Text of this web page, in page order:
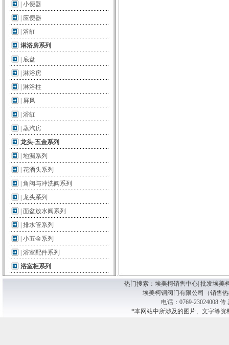
小便器
应便器
浴缸
淋浴房系列
底盘
淋浴房
淋浴柱
屏风
浴缸
蒸汽房
龙头-五金系列
地漏系列
花洒头系列
角阀与冲洗阀系列
龙头系列
面盆放水阀系列
排水管系列
小五金系列
浴室配件系列
浴室柜系列
热门搜索： 埃美柯销售中心| 批发埃美
埃美柯铜阀门有限公司（销售
电话：0769-23024008
*本网站中所涉及的图片、文字等